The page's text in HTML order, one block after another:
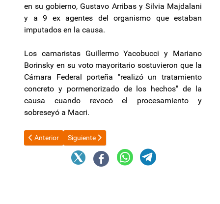
en su gobierno, Gustavo Arribas y Silvia Majdalani
y a 9 ex agentes del organismo que estaban
imputados en la causa.
Los camaristas Guillermo Yacobucci y Mariano
Borinsky en su voto mayoritario sostuvieron que la
Cámara Federal porteña "realizó un tratamiento
concreto y pormenorizado de los hechos" de la
causa cuando revocó el procesamiento y
sobreseyó a Macri.
Artículo anterior: Hamas liberó a otros 10 rehenes, entre ellos
Anterior Artículo siguiente: Aníbal Moreno tuvo su
Siguiente